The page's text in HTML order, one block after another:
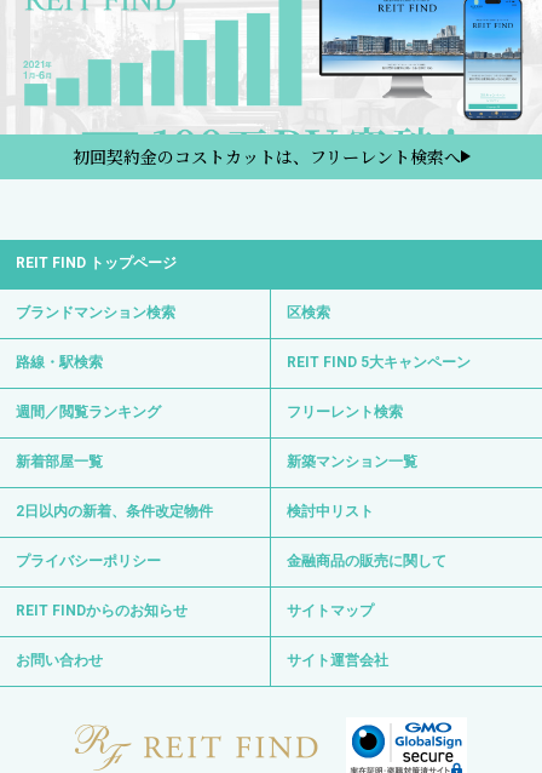
初回契約金のコストカットは、フリーレント検索へ
REIT FIND トップページ
ブランドマンション検索 区検索
路線・駅検索 REIT FIND 5大キャンペーン
週間／閲覧ランキング フリーレント検索
新着部屋一覧 新築マンション一覧
2日以内の新着、条件改定物件 検討中リスト
プライバシーポリシー 金融商品の販売に関して
REIT FINDからのお知らせ サイトマップ
お問い合わせ サイト運営会社